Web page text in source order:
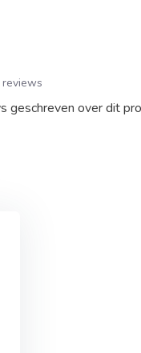
geschreven over dit